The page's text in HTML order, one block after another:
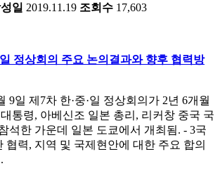
일 2019.11.19 조회수 17,603
일 정상회의 주요 논의결과와 향후 협력방
9일 제7차 한·중·일 정상회의가 2년 6개월
통령, 아베신조 일본 총리, 리커창 중국 국
석한 가운데 일본 도쿄에서 개최됨. - 3국
협력, 지역 및 국제현안에 대한 주요 합의